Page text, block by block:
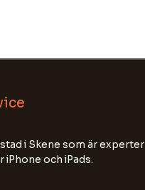
i Skene som är experter
och iPads.
Service!